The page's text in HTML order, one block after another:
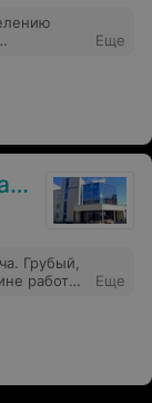
Алексею
Еще
Грубый,
работал
Еще